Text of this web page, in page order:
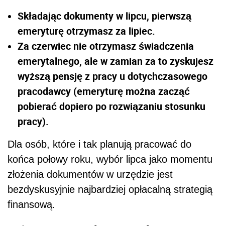
Składając dokumenty w lipcu, pierwszą
emeryturę otrzymasz za lipiec.
Za czerwiec nie otrzymasz świadczenia
emerytalnego, ale w zamian za to zyskujesz
wyższą pensję z pracy u dotychczasowego
pracodawcy (emeryturę można zacząć
pobierać dopiero po rozwiązaniu stosunku
pracy).
Dla osób, które i tak planują pracować do
końca połowy roku, wybór lipca jako momentu
złożenia dokumentów w urzędzie jest
bezdyskusyjnie najbardziej opłacalną strategią
finansową.